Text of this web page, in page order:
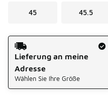
45 45.5
Versandart
Lieferung an meine
Adresse
Wählen Sie Ihre Größe